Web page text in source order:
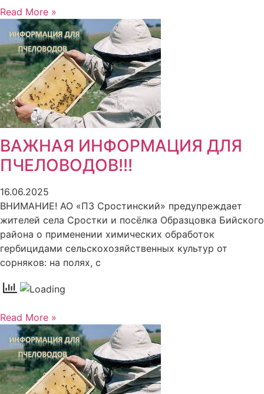
Read More »
ВАЖНАЯ ИНФОРМАЦИЯ ДЛЯ
ПЧЕЛОВОДОВ!!!
16.06.2025
ВНИМАНИЕ! АО «ПЗ Сростинский» предупреждает
жителей села Сростки и посёлка Образцовка Бийского
района о применении химических обработок
гербицидами сельскохозяйственных культур от
сорняков: на полях, с
Read More »